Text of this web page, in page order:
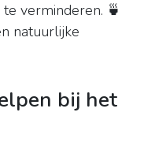
verminderen. 🍵
natuurlijke
bij het